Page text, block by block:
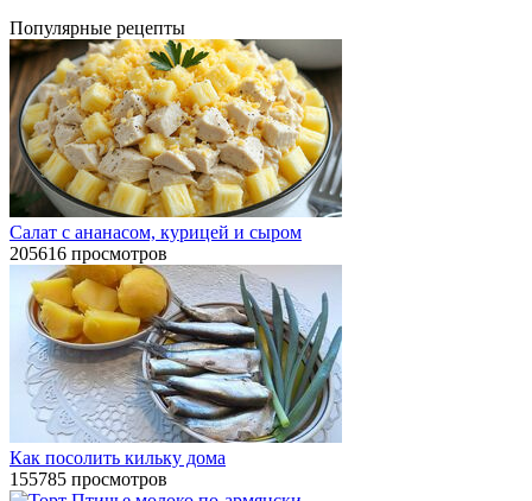
Популярные рецепты
Салат с ананасом, курицей и сыром
205616 просмотров
Как посолить кильку дома
155785 просмотров